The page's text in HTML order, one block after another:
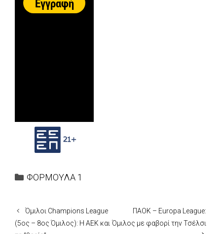
Categories
ΦΟΡΜΟΥΛΑ 1
Όμιλοι Champions League
(5ος – 8ος Όμιλος): Η AEK και
ΠΑΟΚ – Europa League:
Όμιλος με φαβορί την Τσέλσι